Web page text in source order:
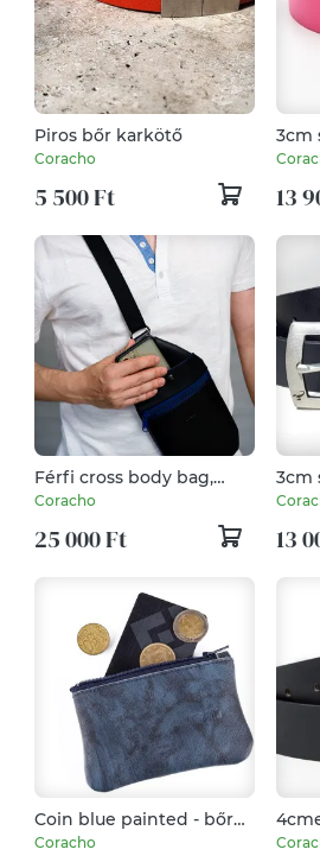
Piros bőr karkötő
Coracho
5 500 Ft
3cm
13
Férfi cross body bag,
oldaltáska, válltáska,
Coracho
25 000 Ft
3cm
13
Coin blue painted - bőr
aprótartó kék festett
Coracho